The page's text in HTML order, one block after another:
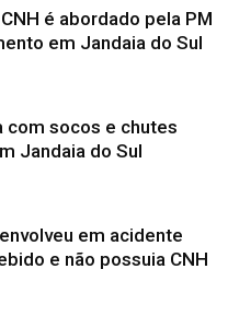
é abordado pela PM
em Jandaia do Sul
com socos e chutes
Jandaia do Sul
em acidente
e não possuia CNH